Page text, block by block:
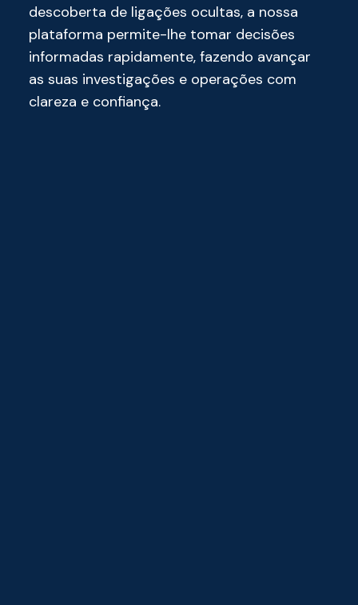
descoberta de ligações ocultas, a nossa
plataforma permite-lhe tomar decisões
informadas rapidamente, fazendo avançar
as suas investigações e operações com
clareza e confiança.